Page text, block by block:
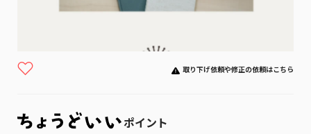
取り下げ依頼や修正の依頼はこちら
ポイント